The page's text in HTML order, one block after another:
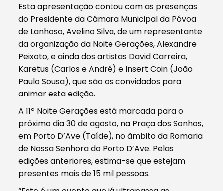
Esta apresentação contou com as presenças
do Presidente da Câmara Municipal da Póvoa
de Lanhoso, Avelino Silva, de um representante
da organização da Noite Gerações, Alexandre
Peixoto, e ainda dos artistas David Carreira,
Karetus (Carlos e André) e Insert Coin (João
Paulo Sousa), que são os convidados para
animar esta edição.
A 11ª Noite Gerações está marcada para o
próximo dia 30 de agosto, na Praça dos Sonhos,
em Porto D’Ave (Taíde), no âmbito da Romaria
de Nossa Senhora do Porto D’Ave. Pelas
edições anteriores, estima-se que estejam
presentes mais de 15 mil pessoas.